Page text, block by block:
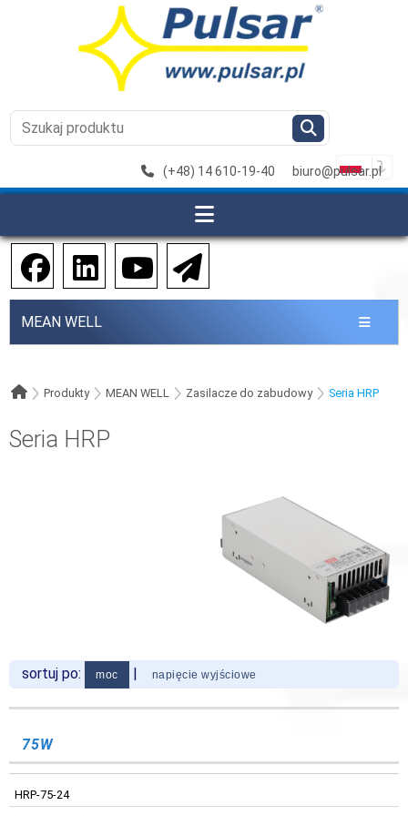
(+48) 14 610-19-40 biuro@pulsar.pl
MEAN WELL
Produkty MEAN WELL Zasilacze do zabudowy Seria HRP
Seria HRP
sortuj po: moc | napięcie wyjściowe
WYJŚCIE
TEMPERATURA
75W
HRP-75-24
WYJŚCIE
TEMPERATURA
5VDC
HRP-600-5